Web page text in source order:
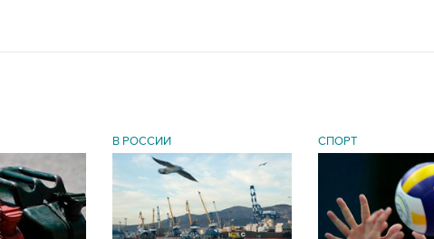
В РОССИИ СПОРТ